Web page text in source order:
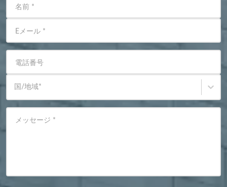
名前 *
Eメール *
電話番号
国/地域*
メッセージ *